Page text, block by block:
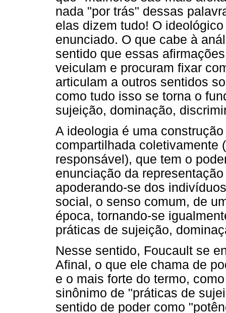
nada "por trás" dessas
elas dizem tudo! O
enunciado. O que cabe à
sentido que essas
veiculam e procuram fixar
articulam a outros sentidos
como tudo isso se torna o
sujeição, dominação,
A ideologia é uma
compartilhada coletivamente
responsável), que tem o
enunciação da
apoderando-se dos
social, o senso comum, de
época, tornando-se
práticas de sujeição,
Nesse sentido, Foucault se
Afinal, o que ele chama de
e o mais forte do termo,
sinônimo de "práticas de
sentido de poder como